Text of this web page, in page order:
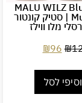
MALU WILZ
Multi Stick | סטיק קונטור
מלו ווילז
₪
₪96
לסל